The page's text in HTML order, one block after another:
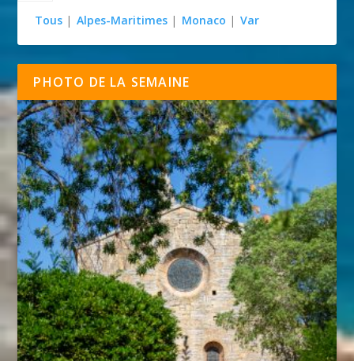
Tous | Alpes-Maritimes | Monaco | Var
PHOTO DE LA SEMAINE